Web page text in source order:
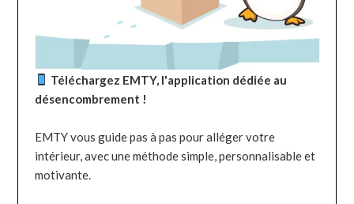
Téléchargez EMTY, l'application dédiée au
désencombrement !
EMTY vous guide pas à pas pour alléger votre
intérieur, avec une méthode simple, personnalisable et
motivante.